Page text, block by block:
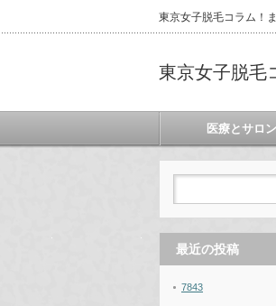
東京女子脱毛コラム！
東京女子脱毛
医療とサロ
最近の投稿
7843